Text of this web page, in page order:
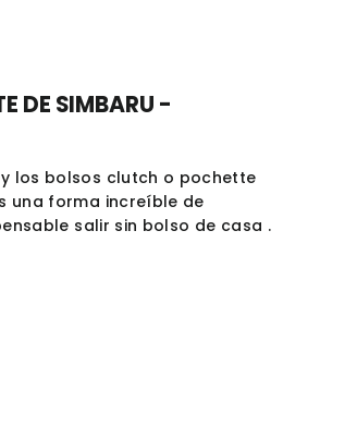
DE SIMBARU -
los bolsos clutch o pochette
una forma increíble de
salir sin bolso de casa .